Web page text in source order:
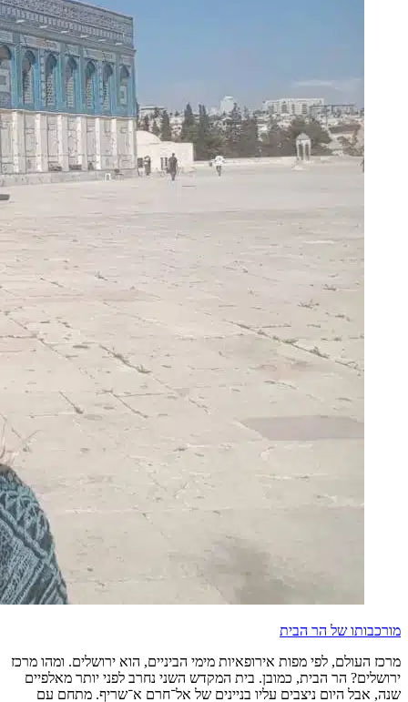
מורכבותו של הר הבית
מרכז העולם, לפי מפות אירופאיות מימי הביניים, הוא ירושלים. ומהו מרכז
ירושלים? הר הבית, כמובן. בית המקדש השני נחרב לפני יותר מאלפיים
שנה, אבל היום ניצבים עליו בניינים של אל־חרם א־שריף. מתחם עם